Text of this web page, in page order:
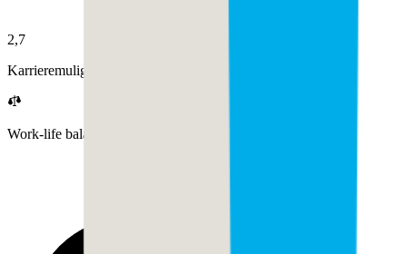
2,7
Karrieremuligheter
Work-life balance